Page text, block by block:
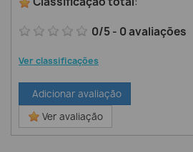
0/5- 0avaliações
Ver classificações
Adicionar avaliação
Ver avaliação